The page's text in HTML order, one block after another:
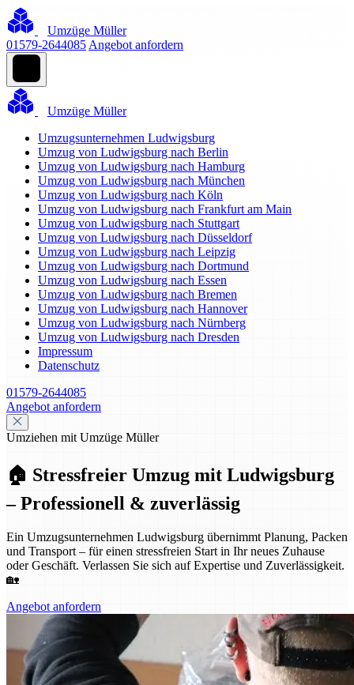
Umzüge Müller
01579-2644085 Angebot anfordern
Umzüge Müller
Umzugsunternehmen Ludwigsburg
Umzug von Ludwigsburg nach Berlin
Umzug von Ludwigsburg nach Hamburg
Umzug von Ludwigsburg nach München
Umzug von Ludwigsburg nach Köln
Umzug von Ludwigsburg nach Frankfurt am Main
Umzug von Ludwigsburg nach Stuttgart
Umzug von Ludwigsburg nach Düsseldorf
Umzug von Ludwigsburg nach Leipzig
Umzug von Ludwigsburg nach Dortmund
Umzug von Ludwigsburg nach Essen
Umzug von Ludwigsburg nach Bremen
Umzug von Ludwigsburg nach Hannover
Umzug von Ludwigsburg nach Nürnberg
Umzug von Ludwigsburg nach Dresden
Impressum
Datenschutz
01579-2644085
Angebot anfordern
Umziehen mit Umzüge Müller
🏠 Stressfreier Umzug mit Ludwigsburg
– Professionell & zuverlässig
Ein Umzugsunternehmen Ludwigsburg übernimmt Planung, Packen
und Transport – für einen stressfreien Start in Ihr neues Zuhause
oder Geschäft. Verlassen Sie sich auf Expertise und Zuverlässigkeit.
🏡
Angebot anfordern